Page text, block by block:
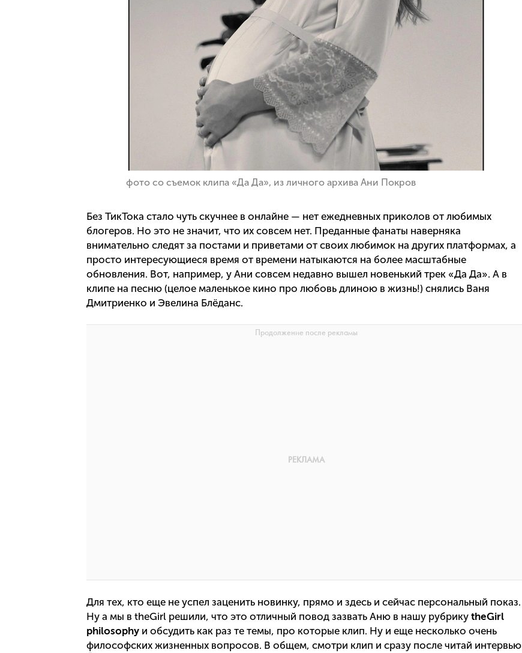
фото со съемок клипа «Да Да», из личного архива Ани Покров
Без ТикТока стало чуть скучнее в онлайне — нет ежедневных приколов от любимых
блогеров. Но это не значит, что их совсем нет. Преданные фанаты наверняка
внимательно следят за постами и приветами от своих любимок на других платформах, а
просто интересующиеся время от времени натыкаются на более масштабные
обновления. Вот, например, у Ани совсем недавно вышел новенький трек «Да Да». А в
клипе на песню (целое маленькое кино про любовь длиною в жизнь!) снялись Ваня
Дмитриенко и Эвелина Блёданс.
Для тех, кто еще не успел заценить новинку, прямо и здесь и сейчас персональный показ.
Ну а мы в theGirl решили, что это отличный повод зазвать Аню в нашу рубрику theGirl
philosophy и обсудить как раз те темы, про которые клип. Ну и еще несколько очень
философских жизненных вопросов. В общем, смотри клип и сразу после читай интервью